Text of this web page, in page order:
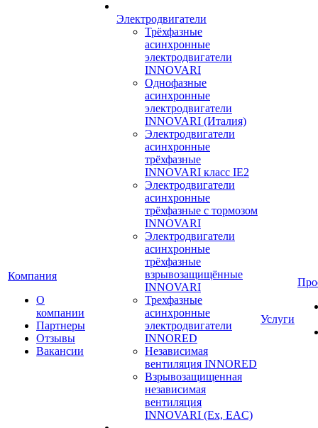
Компания
О
компании
Партнеры
Отзывы
Вакансии
Электродвигатели
Трёхфазные
асинхронные
электродвигатели
INNOVARI
Однофазные
асинхронные
электродвигатели
INNOVARI (Италия)
Электродвигатели
асинхронные
трёхфазные
INNOVARI класс IE2
Электродвигатели
асинхронные
трёхфазные с тормозом
INNOVARI
Электродвигатели
асинхронные
трёхфазные
взрывозащищённые
INNOVARI
Трехфазные
асинхронные
электродвигатели
INNORED
Независимая
вентиляция INNORED
Взрывозащищенная
независимая
вентиляция
INNOVARI (Ex, EAC)
Услуги